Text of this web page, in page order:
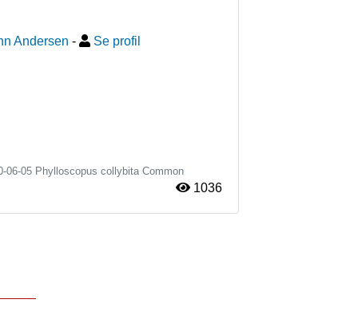
Andersen - Se profil
06-05 Phylloscopus collybita Common
1036